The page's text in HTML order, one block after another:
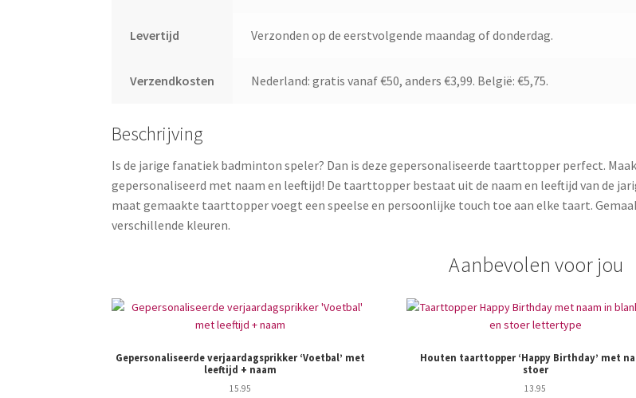
Levertijd Verzonden op de eerstvolgende maandag of donderdag.
Verzendkosten Nederland: gratis vanaf €50, anders €3,99. België: €5,75.
Beschrijving
Is de jarige fanatiek badminton speler? Dan is deze gepersonaliseerde taarttopper perfect.
gepersonaliseerd met naam en leeftijd! De taarttopper bestaat uit de naam en leeftijd van de
maat gemaakte taarttopper voegt een speelse en persoonlijke touch toe aan elke taart.
verschillende kleuren.
Aanbevolen voor jou
Gepersonaliseerde verjaardagsprikker ‘Voetbal’ met
leeftijd + naam
15.95
Houten taarttopper ‘Happy Birthday’ met
stoer
13.95